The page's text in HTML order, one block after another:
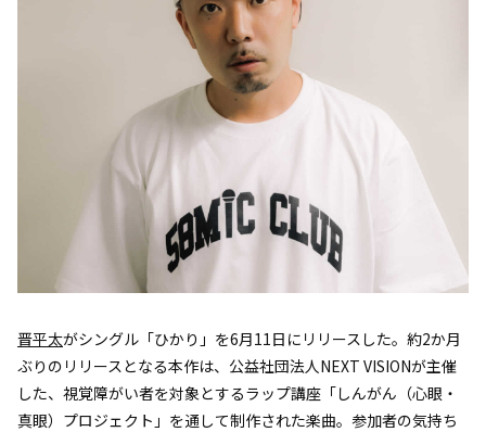
晋平太がシングル「ひかり」を6月11日にリリースした。約2か月
ぶりのリリースとなる本作は、公益社団法人NEXT VISIONが主催
した、視覚障がい者を対象とするラップ講座「しんがん（心眼・
真眼）プロジェクト」を通して制作された楽曲。参加者の気持ち